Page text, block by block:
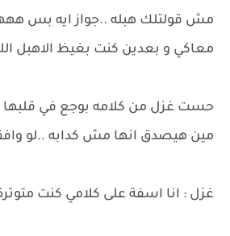
مش قولتلك هبله ..جواز ايه بس
معاكي و بعدين كنت بغيظ الاهبل
حست غزل من كلامه بوجع في قلبها
مين هيصدق انها مش كدابه ..لو
غزل : انا اسفة على كلامي كنت